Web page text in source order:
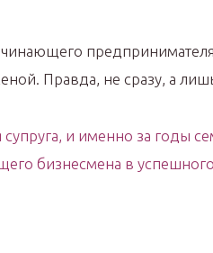
Правда, не сразу, а
супруга, и именно за годы
бизнесмена в успешного